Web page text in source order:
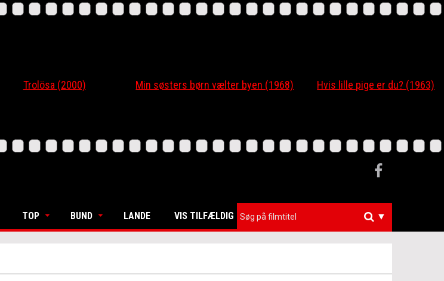
Trolösa (2000) Min søsters børn vælter byen (1968) Hvis lille pige er du? (1963)
TOP BUND LANDE VIS TILFÆLDIG ▼